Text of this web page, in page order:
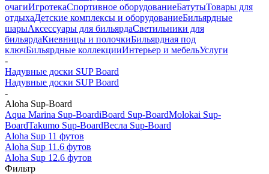
очагиИгротекаСпортивное оборудованиеБатутыТовары для
отдыхаДетские комплексы и оборудованиеБильярдные
шарыАксессуары для бильярдаСветильники для
бильярдаКиевницы и полочкиБильярдная под
ключБильярдные коллекцииИнтерьер и мебельУслуги
-
Надувные доски SUP Board
Надувные доски SUP Board
-
Aloha Sup-Board
Aqua Marina Sup-BoardiBoard Sup-BoardMolokai Sup-
BoardTakumo Sup-BoardВесла Sup-Board
Aloha Sup 11 футов
Aloha Sup 11.6 футов
Aloha Sup 12.6 футов
Фильтр